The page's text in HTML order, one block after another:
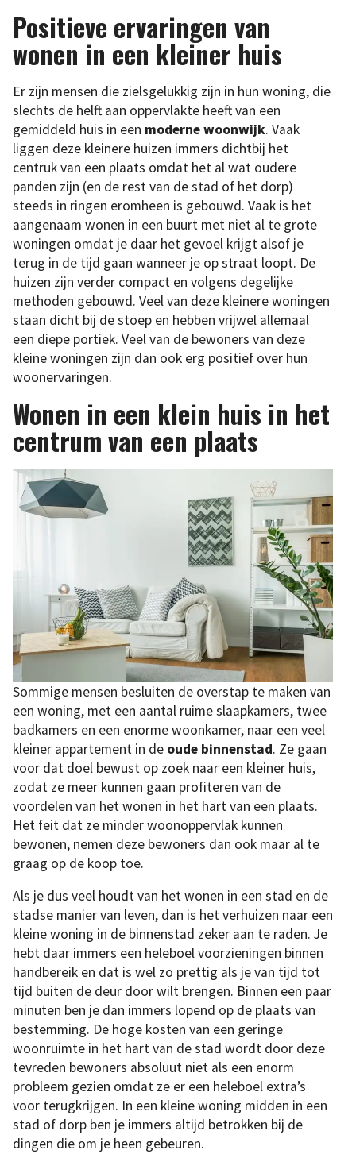
Positieve ervaringen van
wonen in een kleiner huis
Er zijn mensen die zielsgelukkig zijn in hun woning, die
slechts de helft aan oppervlakte heeft van een
gemiddeld huis in een moderne woonwijk. Vaak
liggen deze kleinere huizen immers dichtbij het
centruk van een plaats omdat het al wat oudere
panden zijn (en de rest van de stad of het dorp)
steeds in ringen eromheen is gebouwd. Vaak is het
aangenaam wonen in een buurt met niet al te grote
woningen omdat je daar het gevoel krijgt alsof je
terug in de tijd gaan wanneer je op straat loopt. De
huizen zijn verder compact en volgens degelijke
methoden gebouwd. Veel van deze kleinere woningen
staan dicht bij de stoep en hebben vrijwel allemaal
een diepe portiek. Veel van de bewoners van deze
kleine woningen zijn dan ook erg positief over hun
woonervaringen.
Wonen in een klein huis in het
centrum van een plaats
Sommige mensen besluiten de overstap te maken van
een woning, met een aantal ruime slaapkamers, twee
badkamers en een enorme woonkamer, naar een veel
kleiner appartement in de oude binnenstad. Ze gaan
voor dat doel bewust op zoek naar een kleiner huis,
zodat ze meer kunnen gaan profiteren van de
voordelen van het wonen in het hart van een plaats.
Het feit dat ze minder woonoppervlak kunnen
bewonen, nemen deze bewoners dan ook maar al te
graag op de koop toe.
Als je dus veel houdt van het wonen in een stad en de
stadse manier van leven, dan is het verhuizen naar een
kleine woning in de binnenstad zeker aan te raden. Je
hebt daar immers een heleboel voorzieningen binnen
handbereik en dat is wel zo prettig als je van tijd tot
tijd buiten de deur door wilt brengen. Binnen een paar
minuten ben je dan immers lopend op de plaats van
bestemming. De hoge kosten van een geringe
woonruimte in het hart van de stad wordt door deze
tevreden bewoners absoluut niet als een enorm
probleem gezien omdat ze er een heleboel extra’s
voor terugkrijgen. In een kleine woning midden in een
stad of dorp ben je immers altijd betrokken bij de
dingen die om je heen gebeuren.